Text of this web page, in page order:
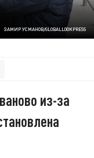
ЗАМИР УСМАНОВ/GLOBALLOOKPRESS
из-за